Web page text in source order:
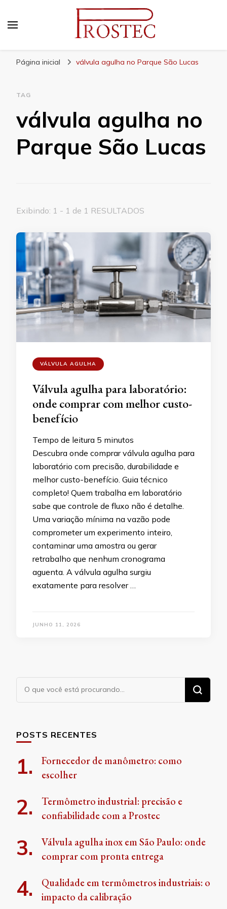
Página inicial válvula agulha no Parque São Lucas
TAG
válvula agulha no
Parque São Lucas
Exibindo: 1 - 1 de 1 RESULTADOS
VÁLVULA AGULHA
Válvula agulha para laboratório:
onde comprar com melhor custo-
benefício
Tempo de leitura 5 minutos
Descubra onde comprar válvula agulha para
laboratório com precisão, durabilidade e
melhor custo-benefício. Guia técnico
completo! Quem trabalha em laboratório
sabe que controle de fluxo não é detalhe.
Uma variação mínima na vazão pode
comprometer um experimento inteiro,
contaminar uma amostra ou gerar
retrabalho que nenhum cronograma
aguenta. A válvula agulha surgiu
exatamente para resolver …
JUNHO 11, 2026
Procurando
algo?
POSTS RECENTES
Fornecedor de manômetro: como
escolher
Termômetro industrial: precisão e
confiabilidade com a Prostec
Válvula agulha inox em São Paulo: onde
comprar com pronta entrega
Qualidade em termômetros industriais: o
impacto da calibração